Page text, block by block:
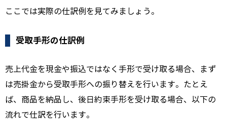
ここでは実際の仕訳例を見てみましょう。
受取手形の仕訳例
売上代金を現金や振込ではなく手形で受け取る場合、まず
は売掛金から受取手形への振り替えを行います。たとえ
ば、商品を納品し、後日約束手形を受け取る場合、以下の
流れで仕訳を行います。